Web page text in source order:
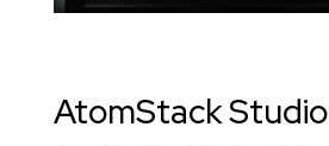
AtomStack Studio